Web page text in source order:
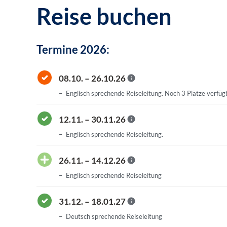
Reise buchen
Termine 2026:
08.10. – 26.10.26
Englisch sprechende Reiseleitung. Noch 3 Plätze
12.11. – 30.11.26
Englisch sprechende Reiseleitung.
26.11. – 14.12.26
Englisch sprechende Reiseleitung
31.12. – 18.01.27
Deutsch sprechende Reiseleitung